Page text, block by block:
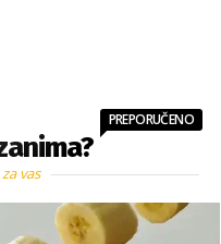
PREPORUČENO
vas